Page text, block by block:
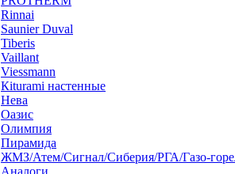
Rinnai
Saunier Duval
Tiberis
Vaillant
Viessmann
Кiturami настенные
Нева
Оазис
Олимпия
Пирамида
ЖМЗ/Атем/Сигнал/Сиберия/РГА/Газо-
Aналоги